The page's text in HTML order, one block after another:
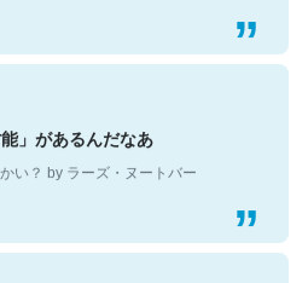
」があるんだなあ
い？ by ラーズ・ヌートバー